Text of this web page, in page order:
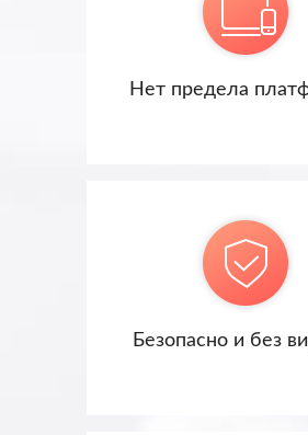
Нет предела
Безопасно и без